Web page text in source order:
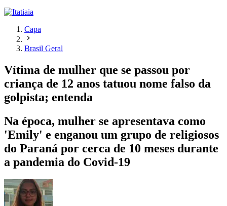
Capa
Brasil Geral
Vítima de mulher que se passou por
criança de 12 anos tatuou nome falso da
golpista; entenda
Na época, mulher se apresentava como
'Emily' e enganou um grupo de religiosos
do Paraná por cerca de 10 meses durante
a pandemia do Covid-19